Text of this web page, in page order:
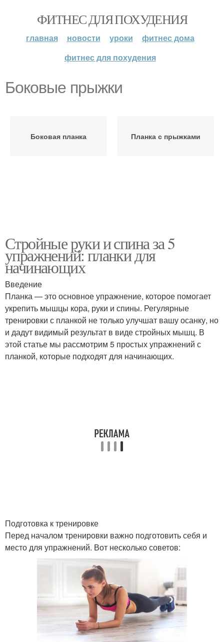
ФИТНЕС ДЛЯ ПОХУДЕНИЯ
главная новости уроки
фитнес дома
фитнес для похудения
Боковые прыжки
Боковая планка Планка с прыжками
Стройные руки и спина за 5
упражнений: планки для
начинающих
Введение
Планка — это основное упражнение, которое помогает
укрепить мышцы кора, руки и спины. Регулярные
тренировки с планкой не только улучшат вашу осанку, но
и дадут видимый результат в виде стройных мышц. В
этой статье мы рассмотрим 5 простых упражнений с
планкой, которые подходят для начинающих.
Подготовка к тренировке
Перед началом тренировки важно подготовить себя и
место для упражнений. Вот несколько советов: